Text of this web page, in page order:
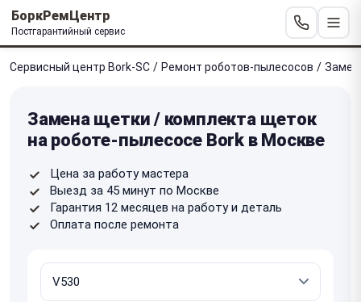
БоркРемЦентр
Постгарантийный сервис
Сервисный центр Bork-SC / Ремонт роботов-пылесосов /
Замена щетки / комплекта щеток
на роботе-пылесосе Bork в Москве
Цена за работу мастера
Выезд за 45 минут по Москве
Гарантия 12 месяцев на работу и деталь
Оплата после ремонта